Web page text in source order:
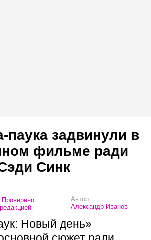
паука задвинули в
фильме ради
Синк
Проверено
редакцией
Автор:
Александр Иванов
Новый день»